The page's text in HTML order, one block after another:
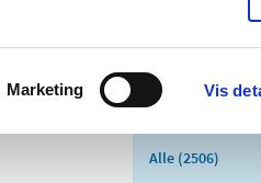
Marketing Vis
Alle (2506)